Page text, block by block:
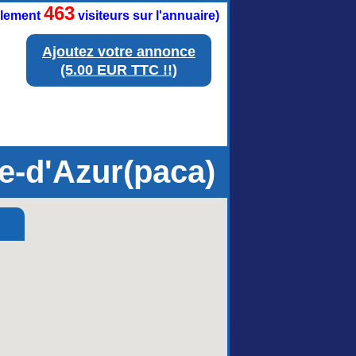
Ajoutez votre annonce
(5.00 EUR TTC !!)
463 visiteurs sur l'annuaire)
d'Azur(paca)